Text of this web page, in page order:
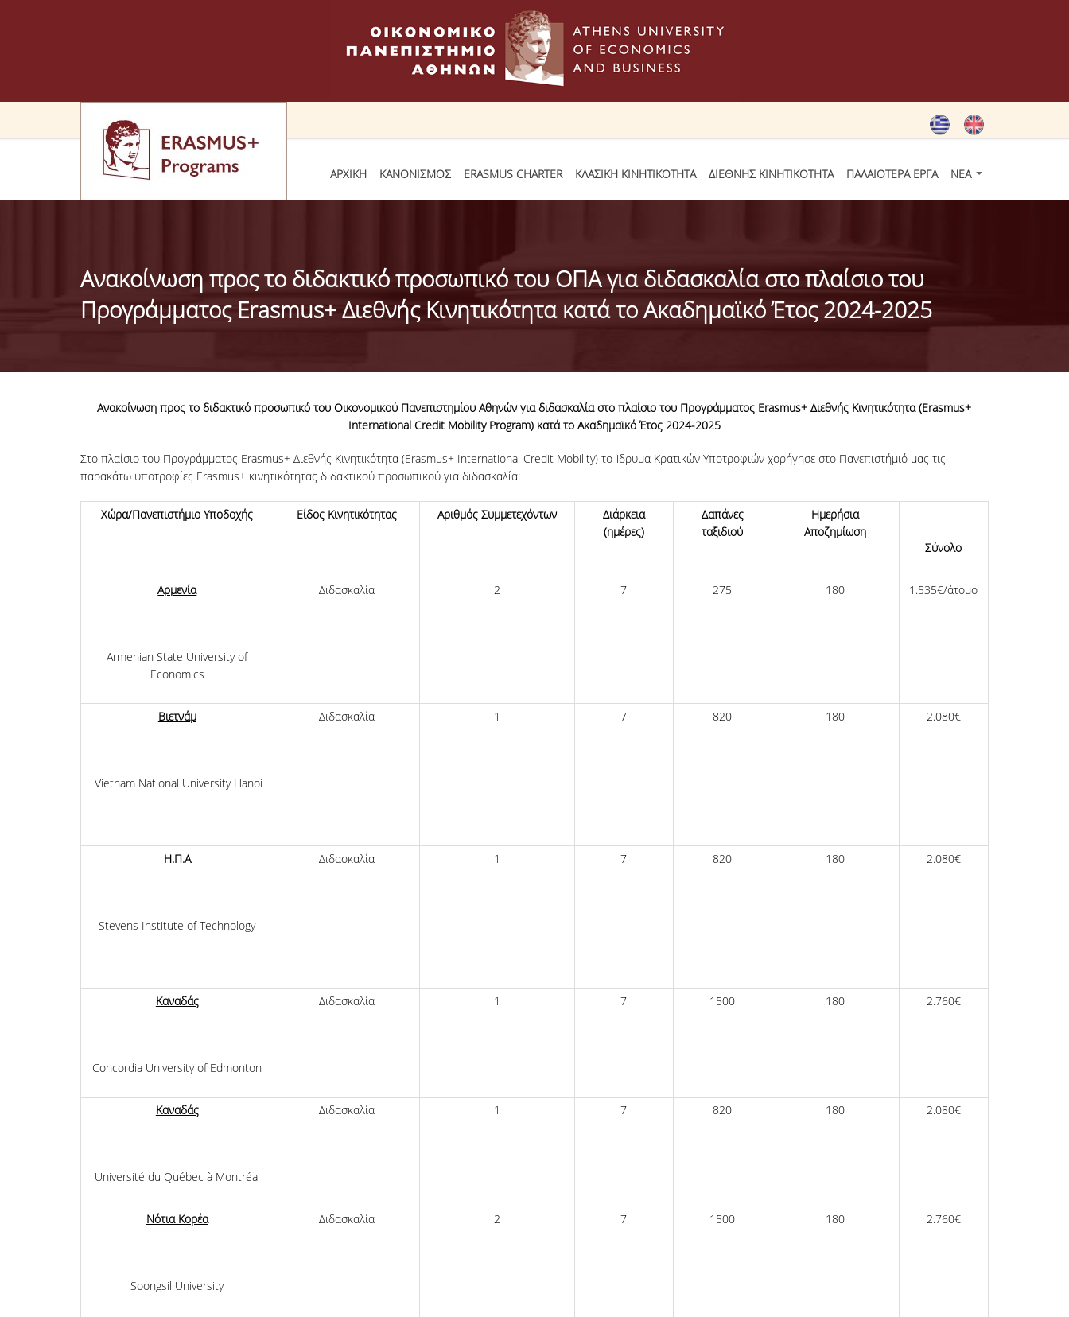
ΑΡΧΙΚΗ ΚΑΝΟΝΙΣΜΟΣ ERASMUS CHARTER ΚΛΑΣΙΚΗ ΚΙΝΗΤΙΚΟΤΗΤΑ ΔΙΕΘΝΗΣ ΚΙΝΗΤΙΚΟΤΗΤΑ ΠΑΛΑΙΟΤΕΡΑ ΕΡΓΑ ΝΕΑ
Ανακοίνωση προς το διδακτικό προσωπικό του ΟΠΑ για διδασκαλία στο πλαίσιο του
Προγράμματος Εrasmus+ Διεθνής Κινητικότητα κατά το Ακαδημαϊκό Έτος 2024-2025
Ανακοίνωση προς το διδακτικό προσωπικό του Οικονομικού Πανεπιστημίου Αθηνών για διδασκαλία στο πλαίσιο του Προγράμματος Εrasmus+ Διεθνής Κινητικότητα (Erasmus+
International Credit Mobility Program) κατά το Ακαδημαϊκό Έτος 2024-2025
Στο πλαίσιο του Προγράμματος Εrasmus+ Διεθνής Κινητικότητα (Εrasmus+ International Credit Mobility) το Ίδρυμα Κρατικών Υποτροφιών χορήγησε στο Πανεπιστήμιό μας τις
παρακάτω υποτροφίες Erasmus+ κινητικότητας διδακτικού προσωπικού για διδασκαλία:
Χώρα/Πανεπιστήμιο Υποδοχής Είδος Κινητικότητας Αριθμός Συμμετεχόντων
Διάρκεια
(ημέρες)
Δαπάνες
ταξιδιού
Ημερήσια
Αποζημίωση
Σύνολο
Αρμενία
Armenian State University of
Economics
Διδασκαλία 2 7 275 180 1.535€/άτομο
Βιετνάμ
Vietnam National University Hanoi
Διδασκαλία 1 7 820 180 2.080€
Η.Π.Α
Stevens Institute of Technology
Διδασκαλία 1 7 820 180 2.080€
Καναδάς
Concordia University of Edmonton
Διδασκαλία 1 7 1500 180 2.760€
Καναδάς
Université du Québec à Montréal
Διδασκαλία 1 7 820 180 2.080€
Νότια Κορέα
Soongsil University
Διδασκαλία 2 7 1500 180 2.760€